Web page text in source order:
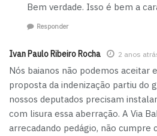
Bem verdade. Isso é bem a
Responder
Ivan Paulo Ribeiro Rocha 2 anos
Nós baianos não podemos aceitar
proposta da indenização partiu do
nossos deputados precisam
com lisura essa aberração. A Via
arrecadando pedágio, não cumpre